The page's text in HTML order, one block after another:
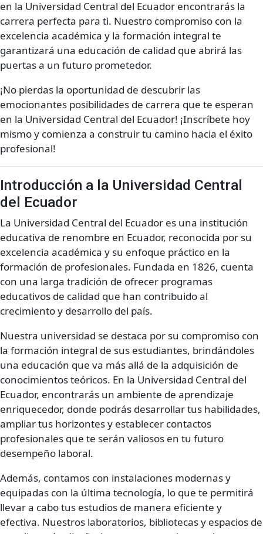
en la Universidad Central del Ecuador encontrarás la
carrera perfecta para ti. Nuestro compromiso con la
excelencia académica y la formación integral te
garantizará una educación de calidad que abrirá las
puertas a un futuro prometedor.
¡No pierdas la oportunidad de descubrir las
emocionantes posibilidades de carrera que te esperan
en la Universidad Central del Ecuador! ¡Inscríbete hoy
mismo y comienza a construir tu camino hacia el éxito
profesional!
Introducción a la Universidad Central
del Ecuador
La Universidad Central del Ecuador es una institución
educativa de renombre en Ecuador, reconocida por su
excelencia académica y su enfoque práctico en la
formación de profesionales. Fundada en 1826, cuenta
con una larga tradición de ofrecer programas
educativos de calidad que han contribuido al
crecimiento y desarrollo del país.
Nuestra universidad se destaca por su compromiso con
la formación integral de sus estudiantes, brindándoles
una educación que va más allá de la adquisición de
conocimientos teóricos. En la Universidad Central del
Ecuador, encontrarás un ambiente de aprendizaje
enriquecedor, donde podrás desarrollar tus habilidades,
ampliar tus horizontes y establecer contactos
profesionales que te serán valiosos en tu futuro
desempeño laboral.
Además, contamos con instalaciones modernas y
equipadas con la última tecnología, lo que te permitirá
llevar a cabo tus estudios de manera eficiente y
efectiva. Nuestros laboratorios, bibliotecas y espacios de